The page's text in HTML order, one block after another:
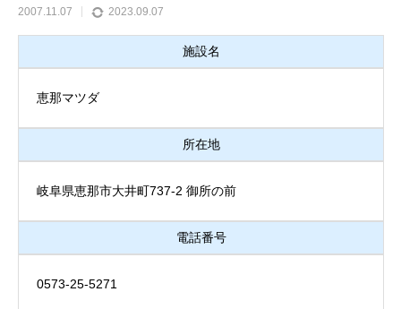
2007.11.07 2023.09.07
施設名
恵那マツダ
所在地
岐阜県恵那市大井町737-2 御所の前
電話番号
0573-25-5271